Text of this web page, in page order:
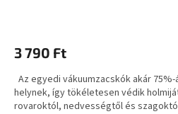
3 790 Ft
Az egyedi vákuumzacskók akár
helynek, így tökéletesen védik
rovaroktól, nedvességtől és